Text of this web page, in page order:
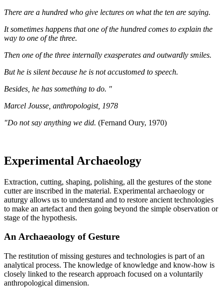
There are a hundred who give lectures on what the ten are saying.
It sometimes happens that one of the hundred comes to explain the
way to one of the three.
Then one of the three internally exasperates and outwardly smiles.
But he is silent because he is not accustomed to speech.
Besides, he has something to do. "
Marcel Jousse, anthropologist, 1978
"Do not say anything we did. (Fernand Oury, 1970)
Experimental Archaeology
Extraction, cutting, shaping, polishing, all the gestures of the stone
cutter are inscribed in the material. Experimental archaeology or
auturgy allows us to understand and to restore ancient technologies
to make an artefact and then going beyond the simple observation or
stage of the hypothesis.
An Archaeaology of Gesture
The restitution of missing gestures and technologies is part of an
analytical process. The knowledge of knowledge and know-how is
closely linked to the research approach focused on a voluntarily
anthropological dimension.